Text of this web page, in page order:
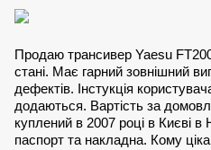
Продаю трансивер Yaesu
стані. Має гарний зовнішний
дефектів. Інстукція
додаються. Вартість за
куплений в 2007 році в Києві в
паспорт та накладна. Кому